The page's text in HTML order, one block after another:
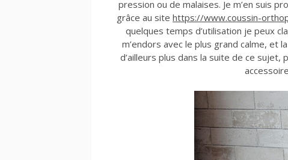
pression ou de malaises. Je m’en suis
grâce au site https://www.coussin-
quelques temps d’utilisation je peux
m’endors avec le plus grand calme, et
d’ailleurs plus dans la suite de ce